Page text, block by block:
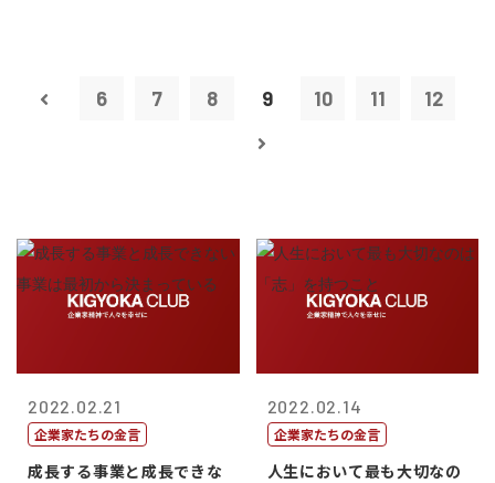
6 7 8 9 10 11 12
2022.02.21
企業家たちの金言
成長する事業と成長できな
2022.02.14
企業家たちの金言
人生において最も大切なの